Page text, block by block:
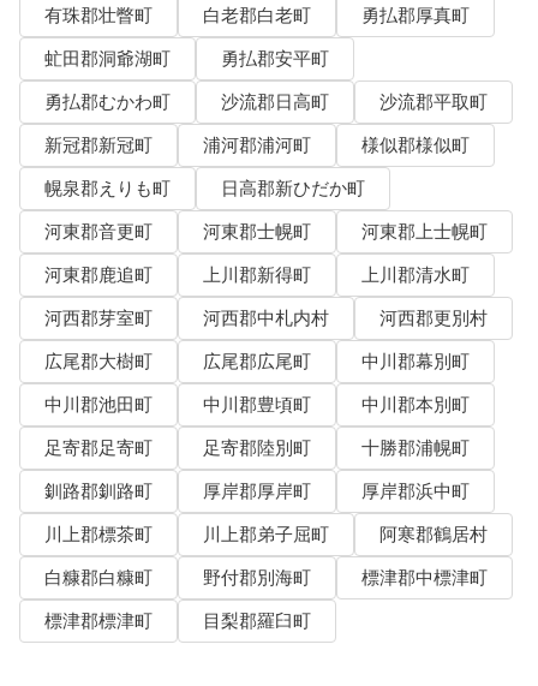
有珠郡壮瞥町
白老郡白老町
勇払郡厚真町
虻田郡洞爺湖町
勇払郡安平町
勇払郡むかわ町
沙流郡日高町
沙流郡平取町
新冠郡新冠町
浦河郡浦河町
様似郡様似町
幌泉郡えりも町
日高郡新ひだか町
河東郡音更町
河東郡士幌町
河東郡上士幌町
河東郡鹿追町
上川郡新得町
上川郡清水町
河西郡芽室町
河西郡中札内村
河西郡更別村
広尾郡大樹町
広尾郡広尾町
中川郡幕別町
中川郡池田町
中川郡豊頃町
中川郡本別町
足寄郡足寄町
足寄郡陸別町
十勝郡浦幌町
釧路郡釧路町
厚岸郡厚岸町
厚岸郡浜中町
川上郡標茶町
川上郡弟子屈町
阿寒郡鶴居村
白糠郡白糠町
野付郡別海町
標津郡中標津町
標津郡標津町
目梨郡羅臼町